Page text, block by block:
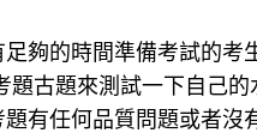
夠的時間準備考試的
古題來測試一下自己
有任何品質問題或者